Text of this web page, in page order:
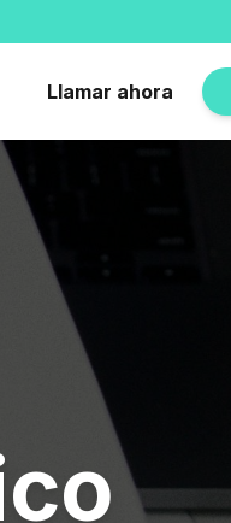
Llamar ahora